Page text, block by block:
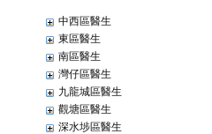
中西區醫生
東區醫生
南區醫生
灣仔區醫生
九龍城區醫生
觀塘區醫生
深水埗區醫生